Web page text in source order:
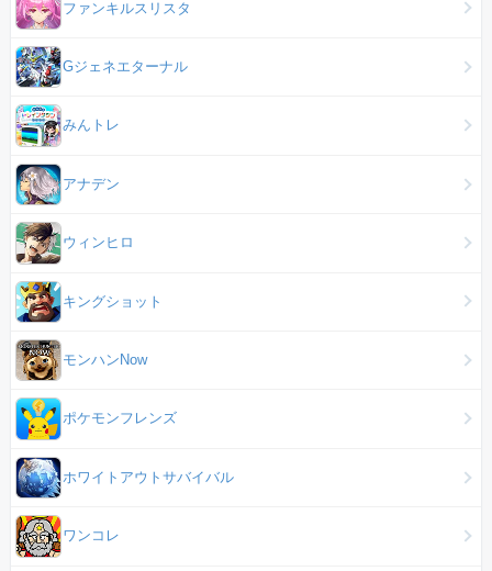
ファンキルスリスタ
Gジェネエターナル
みんトレ
アナデン
ウィンヒロ
キングショット
モンハンNow
ポケモンフレンズ
ホワイトアウトサバイバル
ワンコレ